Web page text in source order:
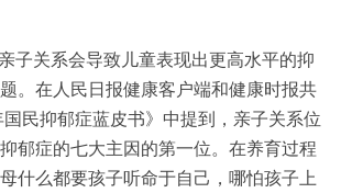
子关系会导致儿童表现出更高水平的抑
。在人民日报健康客户端和健康时报共
民抑郁症蓝皮书》中提到，亲子关系位
郁症的七大主因的第一位。在养育过程
什么都要孩子听命于自己，哪怕孩子上